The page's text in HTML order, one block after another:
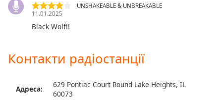
Descriptions
descriptions
subtitles
UNSHAKEABLE & UNBREAKABLE
11.01.2025
Black Wolf!!
Контакти радіостанції
Адреса:
629 Pontiac Court Round Lake Heights, IL
60073